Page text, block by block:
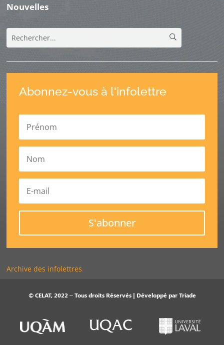
Nouvelles
Abonnez-vous à l'infolettre
S'abonner
Archive des infolettres
© CELAT, 2022 – Tous droits Réservés | Développé parTriade